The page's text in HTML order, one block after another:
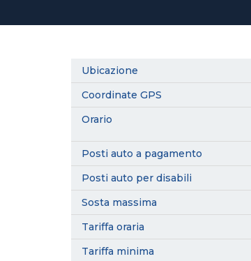
Ubicazione
Coordinate GPS
Orario
Posti auto a pagamento
Posti auto per disabili
Sosta massima
Tariffa oraria
Tariffa minima